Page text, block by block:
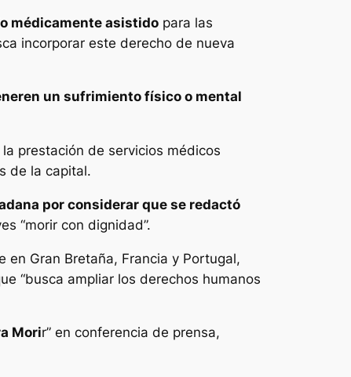
médicamente asistido para las
incorporar este derecho de nueva
un sufrimiento físico o mental
prestación de servicios médicos
de la capital.
por considerar que se redactó
“morir con dignidad”.
en Gran Bretaña, Francia y Portugal,
“busca ampliar los derechos humanos
Morir” en conferencia de prensa,